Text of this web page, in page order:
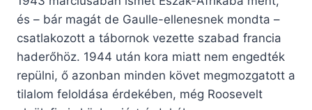
és – bár magát de Gaulle-ellenesnek mondta –
csatlakozott a tábornok vezette szabad francia
haderőhöz. 1944 után kora miatt nem engedték
repülni, ő azonban minden követ megmozgatott a
tilalom feloldása érdekében, még Roosevelt